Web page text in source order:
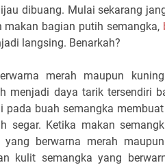
dibuang. Mulai sekarang
makan bagian putih semangka,
langsing. Benarkah?
merah maupun
menjadi daya tarik tersendiri
pada buah semangka
segar. Ketika makan
berwarna merah
kulit semangka yang